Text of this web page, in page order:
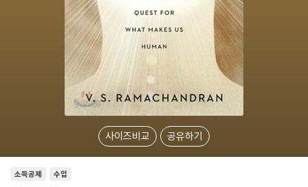
사이즈비교 공유하기
소득공제 수입